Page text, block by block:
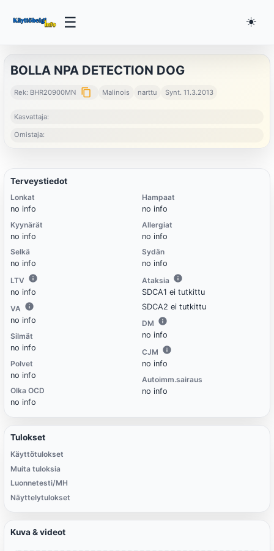
☰ ☀️
BOLLA NPA DETECTION DOG
Rek: BHR20900MN content_copy Malinois narttu Synt. 11.3.2013
Kasvattaja:
Omistaja:
Terveystiedot
Lonkat
no info
Kyynärät
no info
Selkä
no info
LTV
no info
VA
no info
Silmät
no info
Polvet
no info
Olka OCD
no info
Hampaat
no info
Allergiat
no info
Sydän
no info
Ataksia
SDCA1 ei tutkittu
SDCA2 ei tutkittu
DM
no info
CJM
no info
Autoimm.sairaus
no info
Tulokset
Käyttötulokset
Muita tuloksia
Luonnetesti/MH
Näyttelytulokset
Kuva & videot